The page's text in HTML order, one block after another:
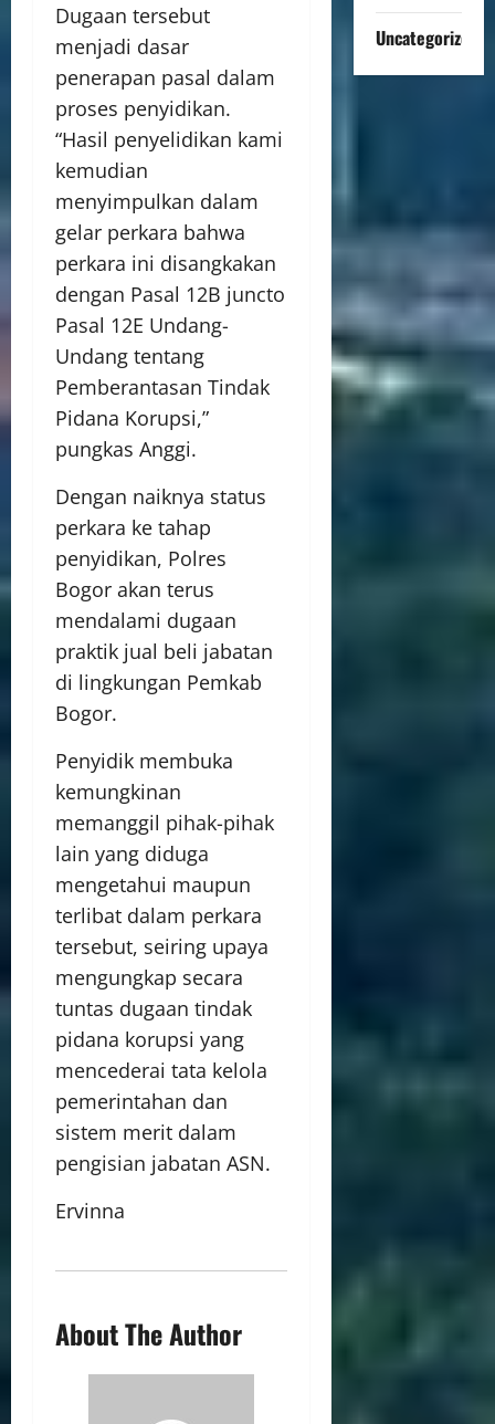
Dugaan tersebut
menjadi dasar
penerapan pasal dalam
proses penyidikan.
“Hasil penyelidikan kami
kemudian
menyimpulkan dalam
gelar perkara bahwa
perkara ini disangkakan
dengan Pasal 12B juncto
Pasal 12E Undang-
Undang tentang
Pemberantasan Tindak
Pidana Korupsi,”
pungkas Anggi.
Dengan naiknya status
perkara ke tahap
penyidikan, Polres
Bogor akan terus
mendalami dugaan
praktik jual beli jabatan
di lingkungan Pemkab
Bogor.
Penyidik membuka
kemungkinan
memanggil pihak-pihak
lain yang diduga
mengetahui maupun
terlibat dalam perkara
tersebut, seiring upaya
mengungkap secara
tuntas dugaan tindak
pidana korupsi yang
mencederai tata kelola
pemerintahan dan
sistem merit dalam
pengisian jabatan ASN.
Ervinna
About The Author
Uncategorized